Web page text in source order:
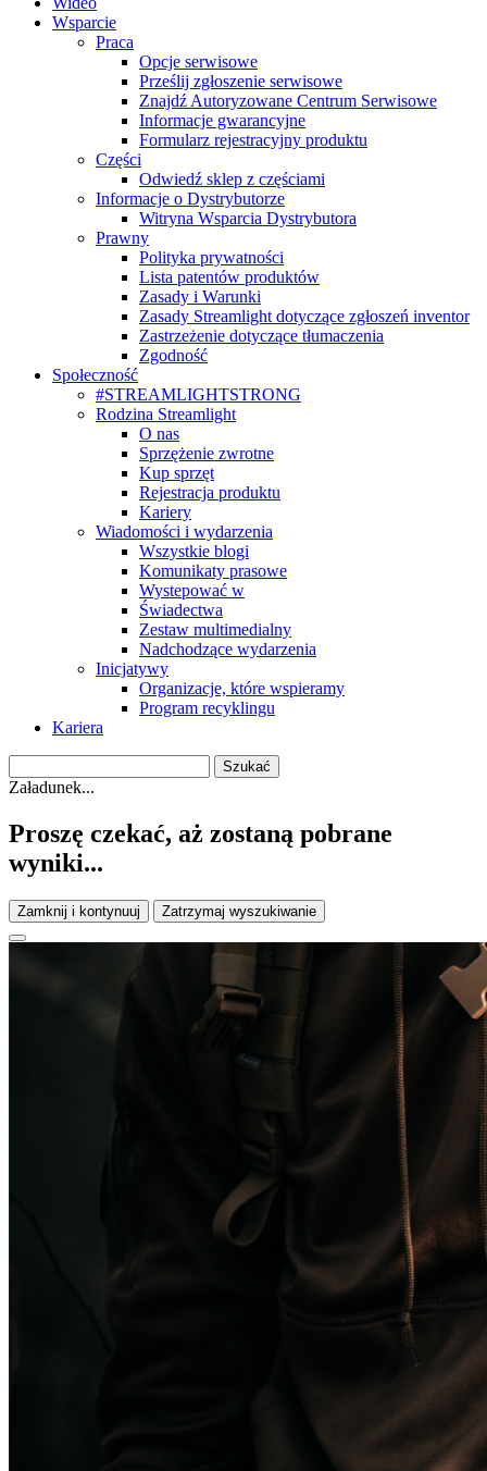
Wsparcie
Praca
Opcje serwisowe
Prześlij zgłoszenie serwisowe
Znajdź Autoryzowane Centrum Serwisowe
Informacje gwarancyjne
Formularz rejestracyjny produktu
Części
Odwiedź sklep z częściami
Informacje o Dystrybutorze
Witryna Wsparcia Dystrybutora
Prawny
Polityka prywatności
Lista patentów produktów
Zasady i Warunki
Zasady Streamlight dotyczące zgłoszeń inventor
Zastrzeżenie dotyczące tłumaczenia
Zgodność
Społeczność
#STREAMLIGHTSTRONG
Rodzina Streamlight
O nas
Sprzężenie zwrotne
Kup sprzęt
Rejestracja produktu
Kariery
Wiadomości i wydarzenia
Wszystkie blogi
Komunikaty prasowe
Wystepować w
Świadectwa
Zestaw multimedialny
Nadchodzące wydarzenia
Inicjatywy
Organizacje, które wspieramy
Program recyklingu
Kariera
Załadunek...
Proszę czekać, aż zostaną pobrane
wyniki...
Zamknij i kontynuuj Zatrzymaj wyszukiwanie